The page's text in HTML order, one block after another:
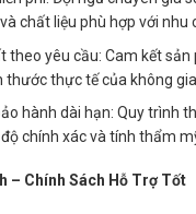
chất liệu phù hợp với nhu
theo yêu cầu: Cam kết
thước thực tế của không
hành dài hạn: Quy trình
chính xác và tính thẩm
– Chính Sách Hỗ Trợ Tốt